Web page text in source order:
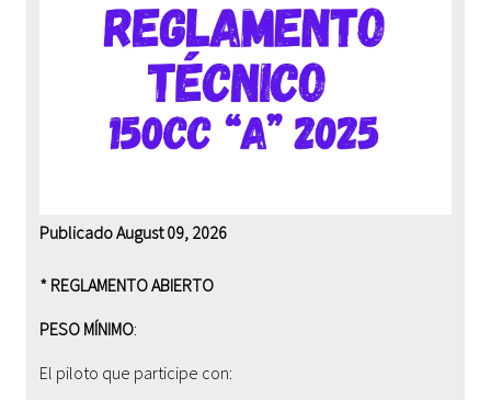
Publicado August 09, 2026
* REGLAMENTO ABIERTO
PESO MÍNIMO:
El piloto que participe con: